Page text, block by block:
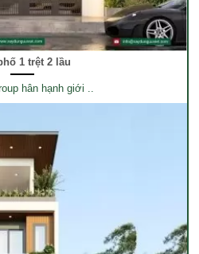
1 trệt 2 lầu
hân hạnh giới ..